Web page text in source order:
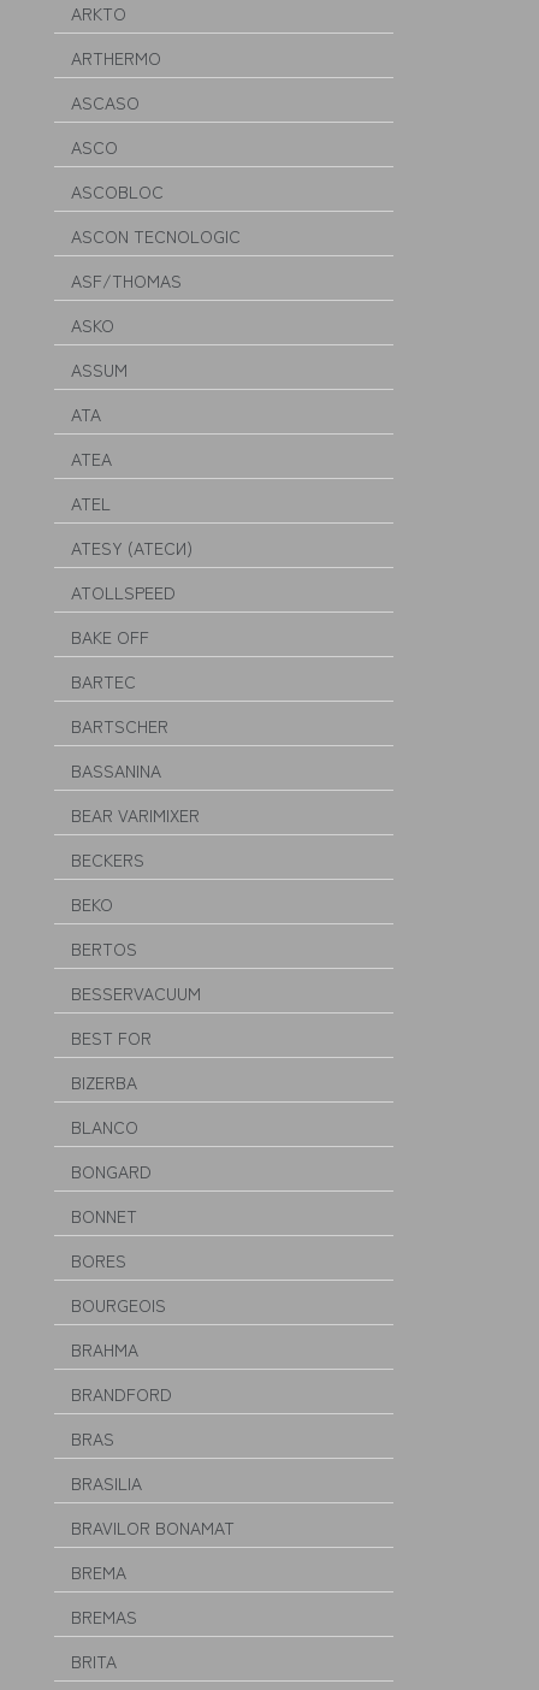
ARKTO
ARTHERMO
ASCASO
ASCO
ASCOBLOC
ASCON TECNOLOGIC
ASF/THOMAS
ASKO
ASSUM
ATA
ATEA
ATEL
ATESY (АТЕСИ)
ATOLLSPEED
BAKE OFF
BARTEC
BARTSCHER
BASSANINA
BEAR VARIMIXER
BECKERS
BEKO
BERTOS
BESSERVACUUM
BEST FOR
BIZERBA
BLANCO
BONGARD
BONNET
BORES
BOURGEOIS
BRAHMA
BRANDFORD
BRAS
BRASILIA
BRAVILOR BONAMAT
BREMA
BREMAS
BRITA